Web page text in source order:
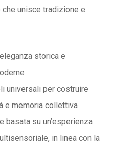
unisce tradizione e
storica e
universali per costruire
e memoria collettiva
basata su un’esperienza
in linea con la